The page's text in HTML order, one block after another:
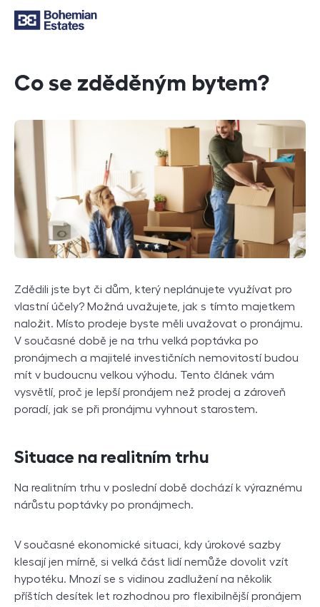
Co se zděděným bytem?
Zdědili jste byt či dům, který neplánujete využívat pro
vlastní účely? Možná uvažujete, jak s tímto majetkem
naložit. Místo prodeje byste měli uvažovat o pronájmu.
V současné době je na trhu velká poptávka po
pronájmech a majitelé investičních nemovitostí budou
mít v budoucnu velkou výhodu. Tento článek vám
vysvětlí, proč je lepší pronájem než prodej a zároveň
poradí, jak se při pronájmu vyhnout starostem.
Situace na realitním trhu
Na realitním trhu v poslední době dochází k výraznému
nárůstu poptávky po pronájmech.
Vsoučasné ekonomické situaci, kdy úrokové sazby
klesají jen mírně, si velká část lidí nemůže dovolit vzít
hypotéku. Mnozí se s vidinou zadlužení na několik
příštích desítek let rozhodnou pro flexibilnější pronájem